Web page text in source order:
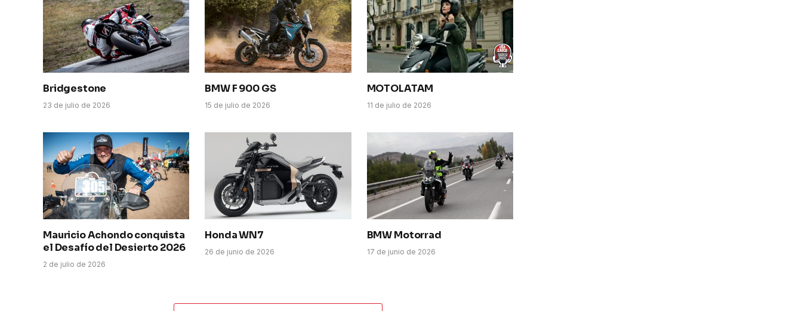
Bridgestone
23 de julio de 2026
BMW F 900 GS
15 de julio de 2026
MOTOLATAM
11 de julio de 2026
Mauricio Achondo conquista
el Desafío del Desierto 2026
2 de julio de 2026
Honda WN7
26 de junio de 2026
BMW Motorrad
17 de junio de 2026